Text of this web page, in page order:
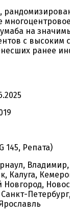
на
с высоким
ранее
145, Репата)
Калуга,